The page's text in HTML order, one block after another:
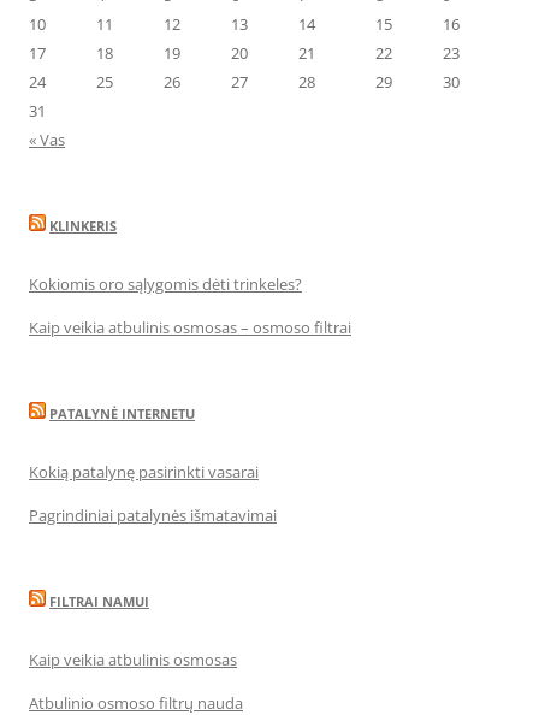
10
11 12 13 14 15
16
17
18 19 20 21 22
23
24
25 26 27 28 29
30
31
« Vas
KLINKERIS
Kokiomis oro sąlygomis dėti trinkeles?
Kaip veikia atbulinis osmosas – osmoso filtrai
PATALYNĖ INTERNETU
Kokią patalynę pasirinkti vasarai
Pagrindiniai patalynės išmatavimai
FILTRAI NAMUI
Kaip veikia atbulinis osmosas
Atbulinio osmoso filtrų nauda